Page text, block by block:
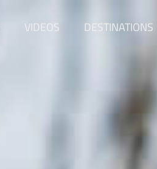
VIDEOS DESTINATIONS